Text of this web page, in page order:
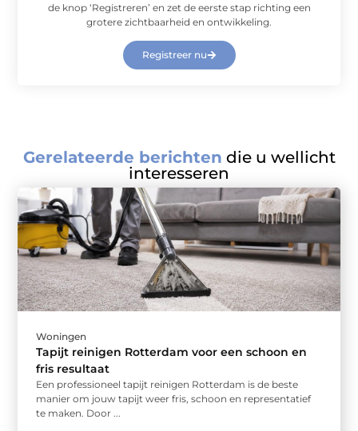
de knop ‘Registreren’ en zet de eerste stap richting een
grotere zichtbaarheid en ontwikkeling.
Registreer nu
Gerelateerde berichten die u wellicht
interesseren
Woningen
Tapijt reinigen Rotterdam voor een schoon en
fris resultaat
Een professioneel tapijt reinigen Rotterdam is de beste
manier om jouw tapijt weer fris, schoon en representatief
te maken. Door ...